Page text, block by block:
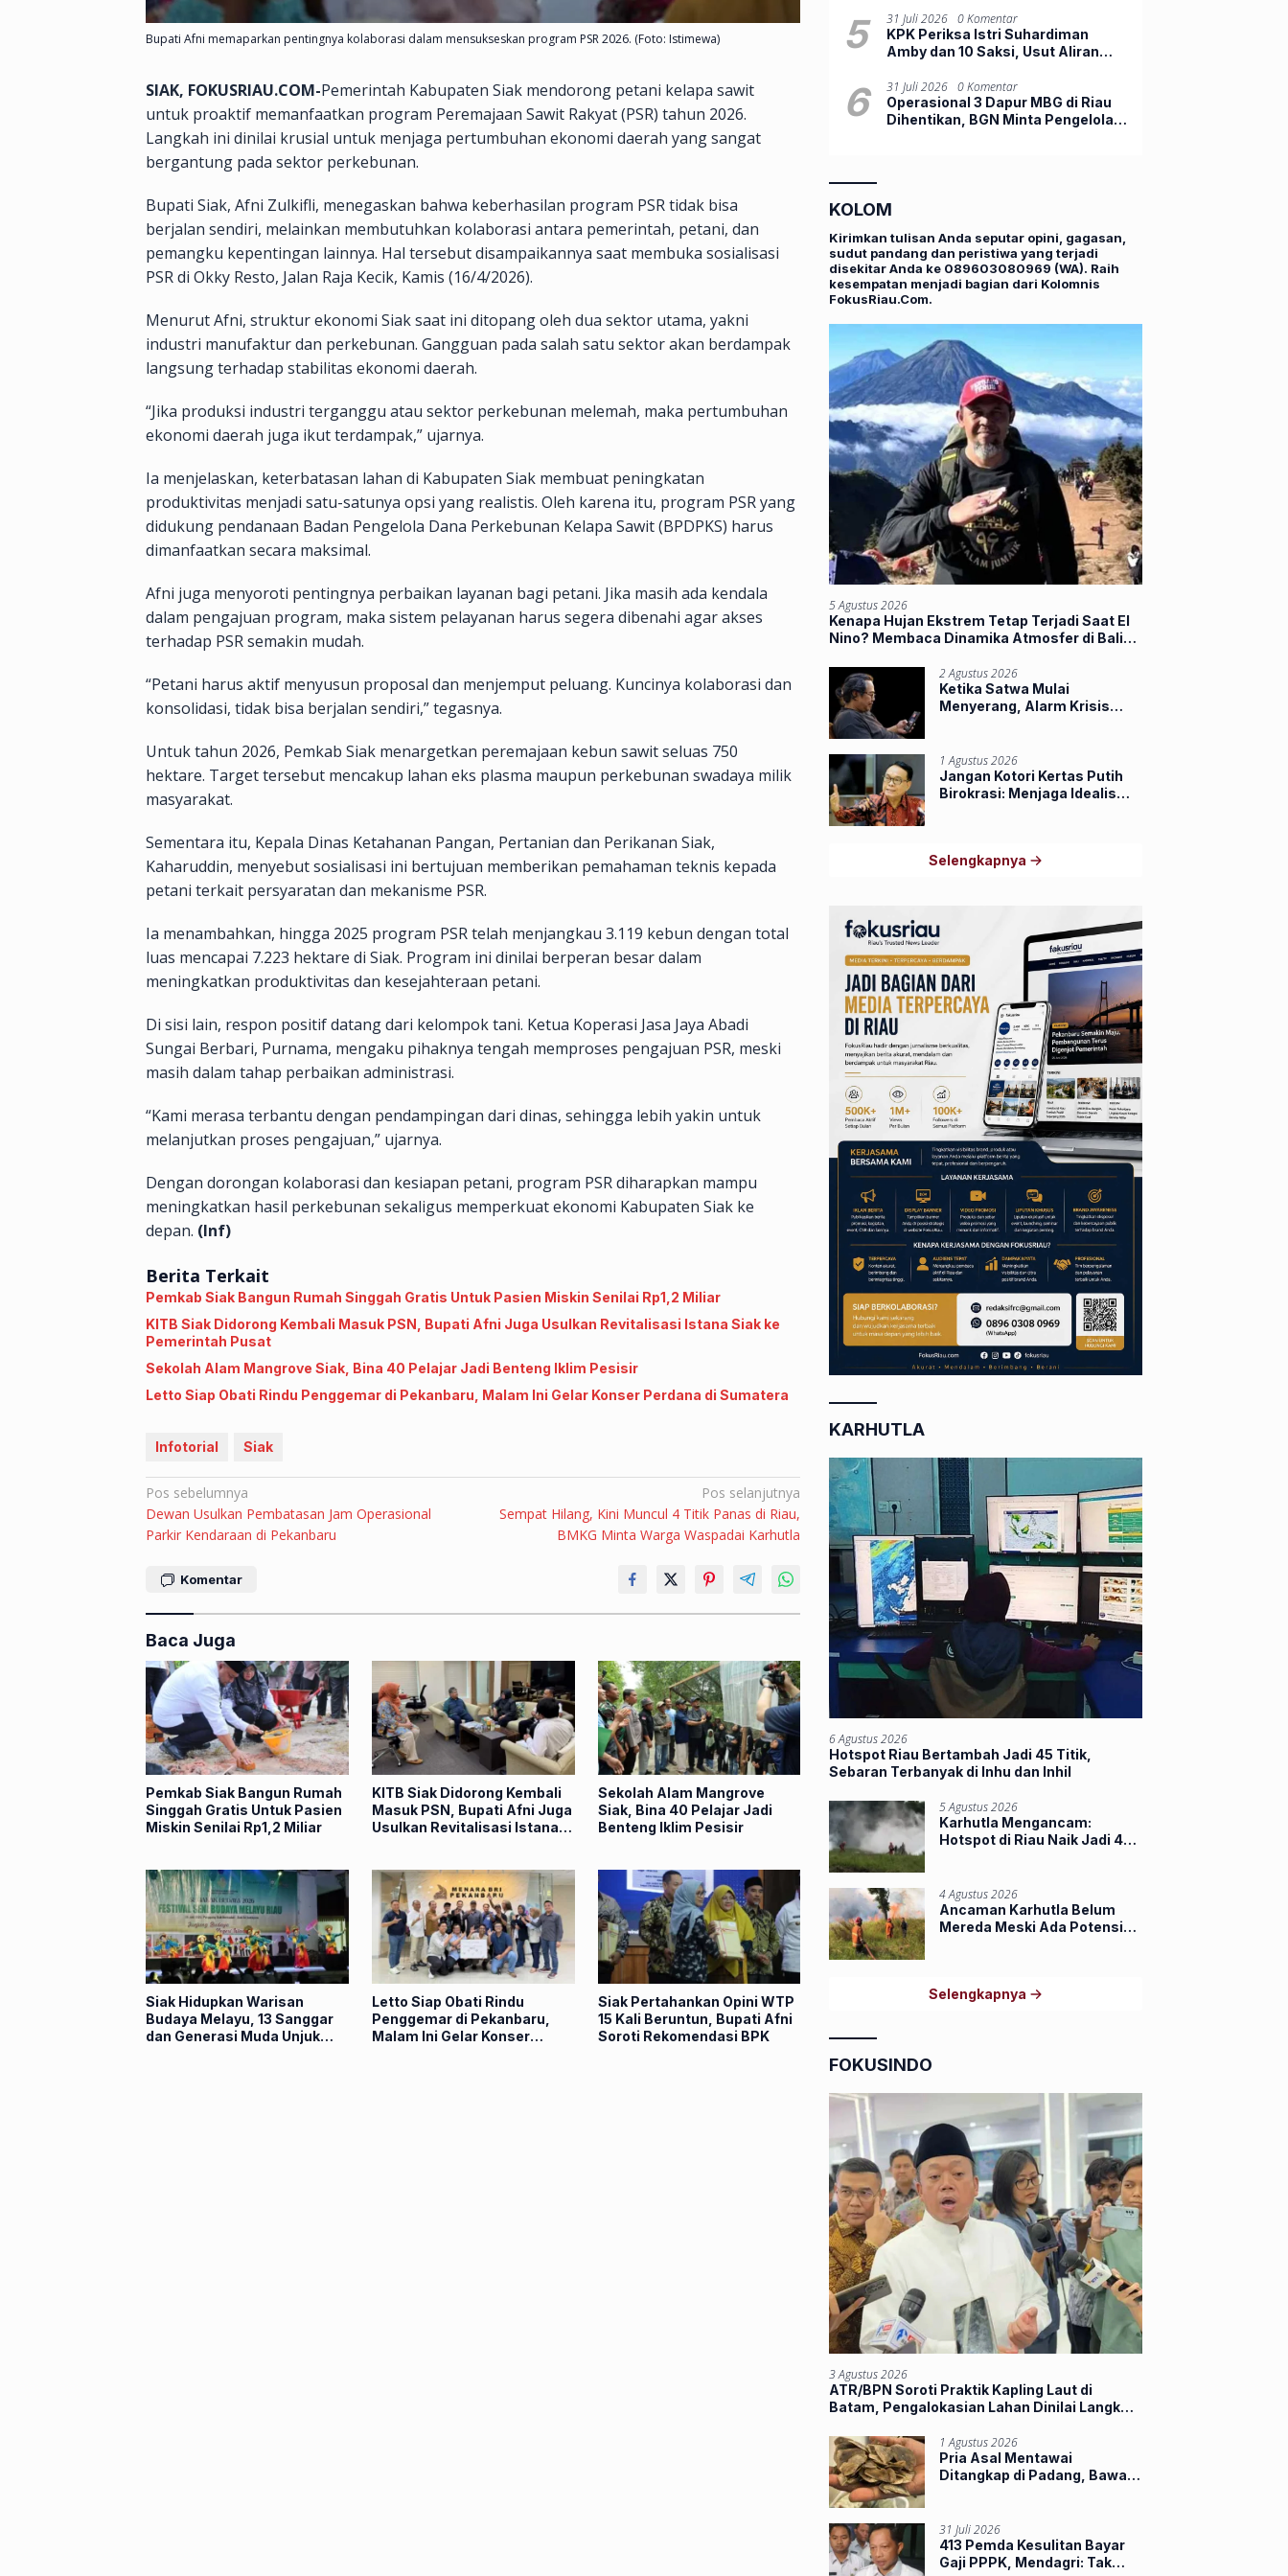
Bupati Afni memaparkan pentingnya kolaborasi dalam mensukseskan program PSR 2026. (Foto: Istimewa)
SIAK, FOKUSRIAU.COM-Pemerintah Kabupaten Siak mendorong petani kelapa sawit
untuk proaktif memanfaatkan program Peremajaan Sawit Rakyat (PSR) tahun 2026.
Langkah ini dinilai krusial untuk menjaga pertumbuhan ekonomi daerah yang sangat
bergantung pada sektor perkebunan.
Bupati Siak, Afni Zulkifli, menegaskan bahwa keberhasilan program PSR tidak bisa
berjalan sendiri, melainkan membutuhkan kolaborasi antara pemerintah, petani, dan
pemangku kepentingan lainnya. Hal tersebut disampaikannya saat membuka sosialisasi
PSR di Okky Resto, Jalan Raja Kecik, Kamis (16/4/2026).
Menurut Afni, struktur ekonomi Siak saat ini ditopang oleh dua sektor utama, yakni
industri manufaktur dan perkebunan. Gangguan pada salah satu sektor akan berdampak
langsung terhadap stabilitas ekonomi daerah.
“Jika produksi industri terganggu atau sektor perkebunan melemah, maka pertumbuhan
ekonomi daerah juga ikut terdampak,” ujarnya.
Ia menjelaskan, keterbatasan lahan di Kabupaten Siak membuat peningkatan
produktivitas menjadi satu-satunya opsi yang realistis. Oleh karena itu, program PSR yang
didukung pendanaan Badan Pengelola Dana Perkebunan Kelapa Sawit (BPDPKS) harus
dimanfaatkan secara maksimal.
Afni juga menyoroti pentingnya perbaikan layanan bagi petani. Jika masih ada kendala
dalam pengajuan program, maka sistem pelayanan harus segera dibenahi agar akses
terhadap PSR semakin mudah.
“Petani harus aktif menyusun proposal dan menjemput peluang. Kuncinya kolaborasi dan
konsolidasi, tidak bisa berjalan sendiri,” tegasnya.
Untuk tahun 2026, Pemkab Siak menargetkan peremajaan kebun sawit seluas 750
hektare. Target tersebut mencakup lahan eks plasma maupun perkebunan swadaya milik
masyarakat.
Sementara itu, Kepala Dinas Ketahanan Pangan, Pertanian dan Perikanan Siak,
Kaharuddin, menyebut sosialisasi ini bertujuan memberikan pemahaman teknis kepada
petani terkait persyaratan dan mekanisme PSR.
Ia menambahkan, hingga 2025 program PSR telah menjangkau 3.119 kebun dengan total
luas mencapai 7.223 hektare di Siak. Program ini dinilai berperan besar dalam
meningkatkan produktivitas dan kesejahteraan petani.
Di sisi lain, respon positif datang dari kelompok tani. Ketua Koperasi Jasa Jaya Abadi
Sungai Berbari, Purnama, mengaku pihaknya tengah memproses pengajuan PSR, meski
masih dalam tahap perbaikan administrasi.
“Kami merasa terbantu dengan pendampingan dari dinas, sehingga lebih yakin untuk
melanjutkan proses pengajuan,” ujarnya.
Dengan dorongan kolaborasi dan kesiapan petani, program PSR diharapkan mampu
meningkatkan hasil perkebunan sekaligus memperkuat ekonomi Kabupaten Siak ke
depan. (Inf)
Berita Terkait
Pemkab Siak Bangun Rumah Singgah Gratis Untuk Pasien Miskin Senilai Rp1,2 Miliar
KITB Siak Didorong Kembali Masuk PSN, Bupati Afni Juga Usulkan Revitalisasi Istana Siak ke
Pemerintah Pusat
Sekolah Alam Mangrove Siak, Bina 40 Pelajar Jadi Benteng Iklim Pesisir
Letto Siap Obati Rindu Penggemar di Pekanbaru, Malam Ini Gelar Konser Perdana di Sumatera
Infotorial Siak
Navigasi
pos
Pos sebelumnya
Dewan Usulkan Pembatasan Jam Operasional
Parkir Kendaraan di Pekanbaru
Pos selanjutnya
Sempat Hilang, Kini Muncul 4 Titik Panas di Riau,
BMKG Minta Warga Waspadai Karhutla
Komentar
Baca Juga
Pemkab Siak Bangun Rumah
Singgah Gratis Untuk Pasien
Miskin Senilai Rp1,2 Miliar
KITB Siak Didorong Kembali
Masuk PSN, Bupati Afni Juga
Usulkan Revitalisasi Istana
Sekolah Alam Mangrove
Siak, Bina 40 Pelajar Jadi
Benteng Iklim Pesisir
Siak Hidupkan Warisan
Budaya Melayu, 13 Sanggar
dan Generasi Muda Unjuk
Letto Siap Obati Rindu
Penggemar di Pekanbaru,
Malam Ini Gelar Konser
Siak Pertahankan Opini WTP
15 Kali Beruntun, Bupati Afni
Soroti Rekomendasi BPK
Perdana Dunia
5 31 Juli 2026
0 Komentar
KPK Periksa Istri Suhardiman
Amby dan 10 Saksi, Usut Aliran
6 31 Juli 2026
0 Komentar
Operasional 3 Dapur MBG di Riau
Dihentikan, BGN Minta Pengelola
KOLOM
Kirimkan tulisan Anda seputar opini, gagasan,
sudut pandang dan peristiwa yang terjadi
disekitar Anda ke 089603080969 (WA). Raih
kesempatan menjadi bagian dari Kolomnis
FokusRiau.Com.
5 Agustus 2026
Kenapa Hujan Ekstrem Tetap Terjadi Saat El
Nino? Membaca Dinamika Atmosfer di Balik
2 Agustus 2026
Ketika Satwa Mulai
Menyerang, Alarm Krisis
1 Agustus 2026
Jangan Kotori Kertas Putih
Birokrasi: Menjaga Idealisme
Selengkapnya
KARHUTLA
6 Agustus 2026
Hotspot Riau Bertambah Jadi 45 Titik,
Sebaran Terbanyak di Inhu dan Inhil
5 Agustus 2026
Karhutla Mengancam:
Hotspot di Riau Naik Jadi 44
4 Agustus 2026
Ancaman Karhutla Belum
Mereda Meski Ada Potensi
Selengkapnya
FOKUSINDO
3 Agustus 2026
ATR/BPN Soroti Praktik Kapling Laut di
Batam, Pengalokasian Lahan Dinilai Langkahi
1 Agustus 2026
Pria Asal Mentawai
Ditangkap di Padang, Bawa
31 Juli 2026
413 Pemda Kesulitan Bayar
Gaji PPPK, Mendagri: Tak